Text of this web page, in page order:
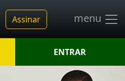
Assinar menu
ENTRAR